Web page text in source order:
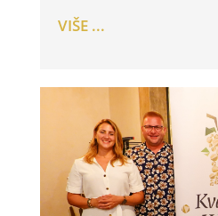
VIŠE ...